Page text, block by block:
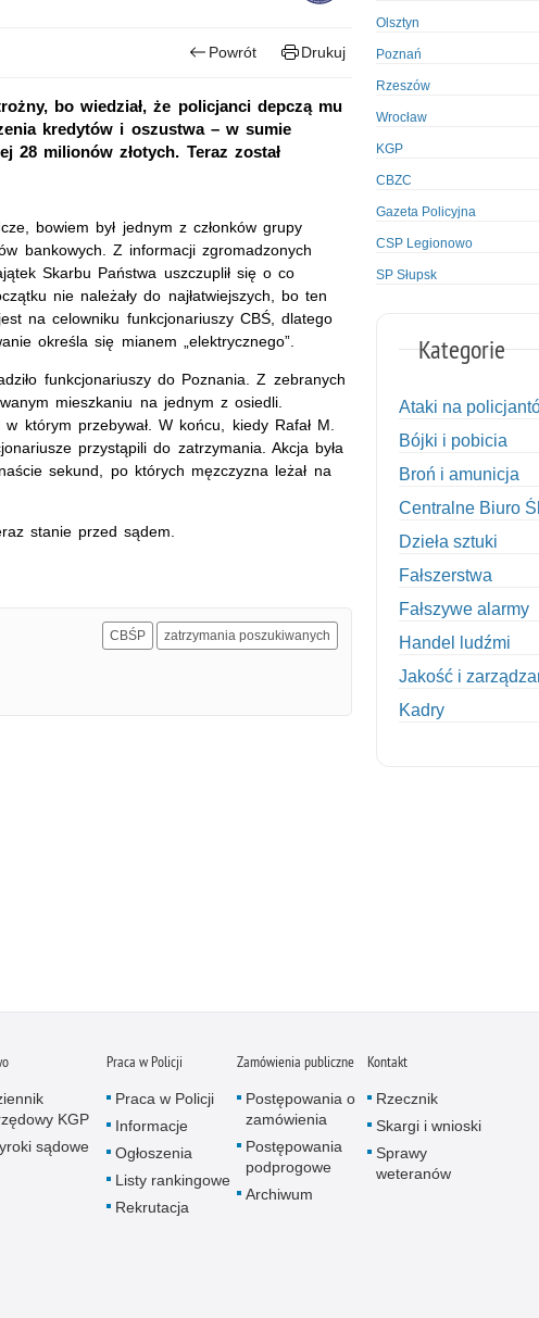
Powrót Drukuj
bo wiedział, że policjanci depczą mu
kredytów i oszustwa – w sumie
28 milionów złotych. Teraz został
bowiem był jednym z członków grupy
bankowych. Z informacji zgromadzonych
Skarbu Państwa uszczuplił się o co
nie należały do najłatwiejszych, bo ten
na celowniku funkcjonariuszy CBŚ, dlatego
określa się mianem „elektrycznego”.
funkcjonariuszy do Poznania. Z zebranych
mieszkaniu na jednym z osiedli.
którym przebywał. W końcu, kiedy Rafał M.
przystąpili do zatrzymania. Akcja była
sekund, po których męzczyzna leżał na
stanie przed sądem.
CBŚP zatrzymania poszukiwanych
Olsztyn
Poznań
Rzeszów
Wrocław
KGP
CBZC
Gazeta Policyjna
CSP Legionowo
SP Słupsk
Kategorie
Ataki na
Bójki i pobicia
Broń i amunicja
Centralne Biuro
Dzieła sztuki
Fałszerstwa
Fałszywe alarmy
Handel ludźmi
Jakość i
Kadry
Nietrzeźwi
Nietrzeźwi
KGP
sądowe
Praca w Policji
Praca w Policji
Informacje
Ogłoszenia
Listy rankingowe
Rekrutacja
Zamówienia publiczne
Postępowania o
zamówienia
Postępowania
podprogowe
Archiwum
Kontakt
Rzecznik
Skargi i wnioski
Sprawy
weteranów